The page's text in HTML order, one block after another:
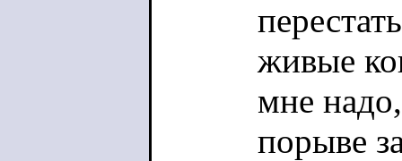
живые
мне
порыве